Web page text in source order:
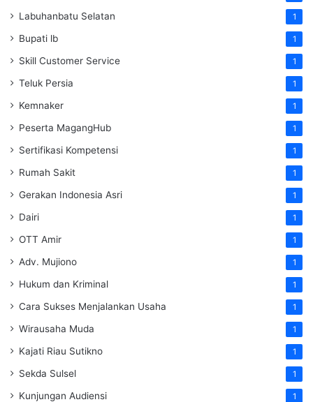
Labuhanbatu Selatan 1
Bupati lb 1
Skill Customer Service 1
Teluk Persia 1
Kemnaker 1
Peserta MagangHub 1
Sertifikasi Kompetensi 1
Rumah Sakit 1
Gerakan Indonesia Asri 1
Dairi 1
OTT Amir 1
Adv. Mujiono 1
Hukum dan Kriminal 1
Cara Sukses Menjalankan Usaha 1
Wirausaha Muda 1
Kajati Riau Sutikno 1
Sekda Sulsel 1
Kunjungan Audiensi 1